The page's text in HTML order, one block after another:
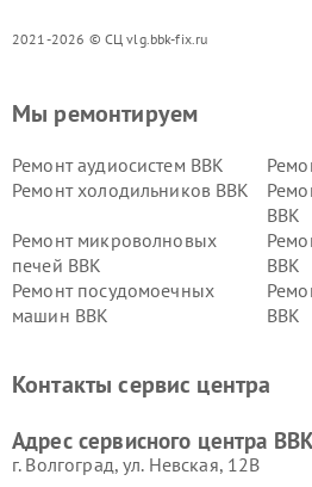
2021-2026 © СЦ vlg.bbk-fix.ru
Мы ремонтируем
Ремонт аудиосистем BBK
Ремонт холодильников BBK
BBK
Ремонт микроволновых
печей BBK
BBK
Ремонт посудомоечных
машин BBK
BBK
Ремонт винных шкафов BBK
Контакты сервис центра
Адрес сервисного центра
г. Волгоград, ул. Невская, 12В